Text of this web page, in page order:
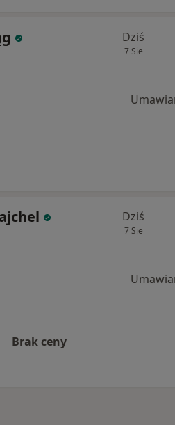
Dziś
7 Sie
Brak ceny
Dziś
7 Sie